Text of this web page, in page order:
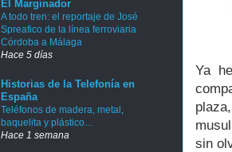
Ya
sin
El Marginador
A todo tren: el reportaje de José
Spreafico de la línea ferroviaria
Córdoba a Málaga
Hace 5 días
Historias de la Telefonía en
España
Teléfonos de madera, metal,
baquelita y plástico…
Hace 1 semana